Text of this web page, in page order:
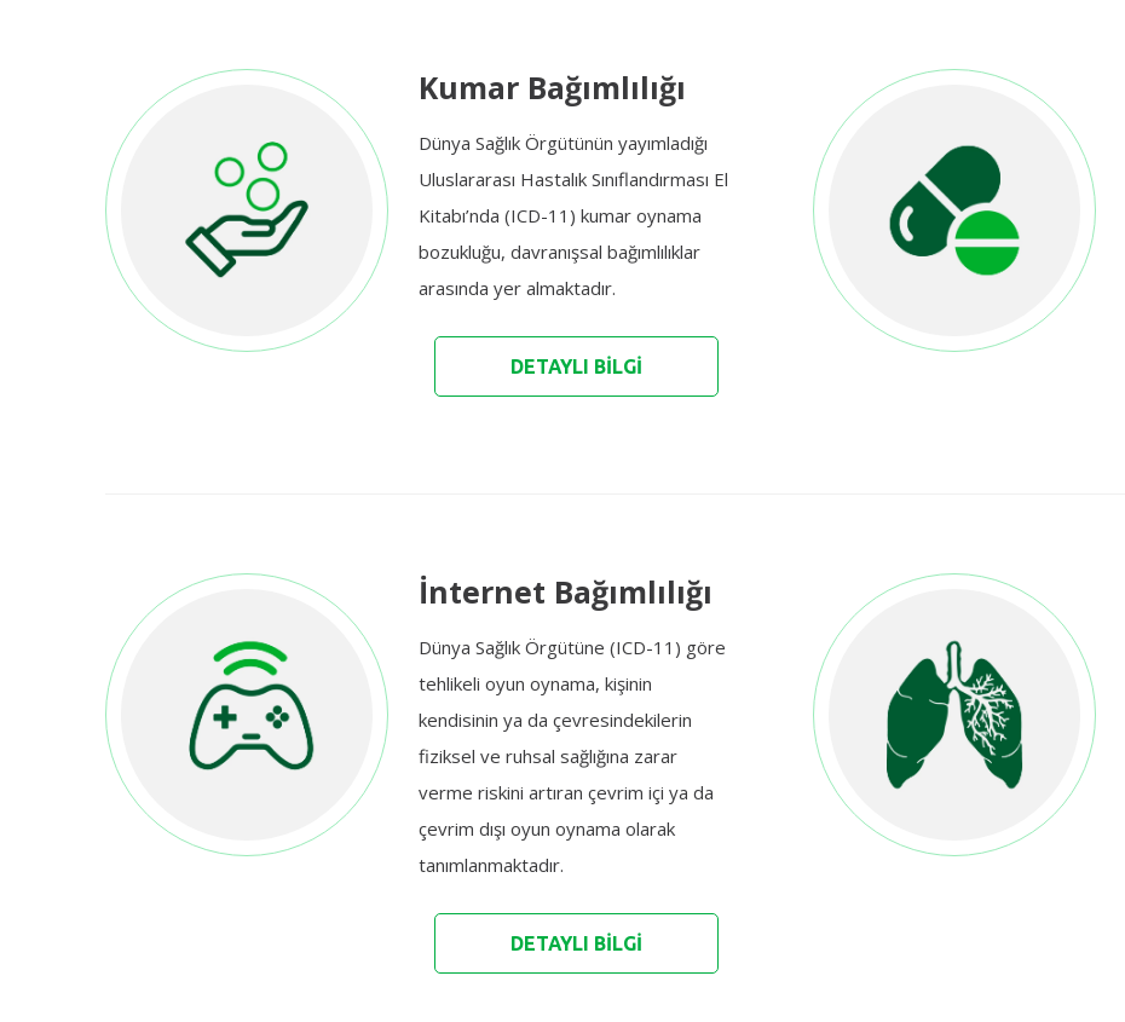
Kumar Bağımlılığı
Dünya Sağlık Örgütünün yayımladığı
Uluslararası Hastalık Sınıflandırması El
Kitabı’nda (ICD-11) kumar oynama
bozukluğu, davranışsal bağımlılıklar
arasında yer almaktadır.
DETAYLI BİLGİ
İnternet Bağımlılığı
Dünya Sağlık Örgütüne (ICD-11) göre
tehlikeli oyun oynama, kişinin
kendisinin ya da çevresindekilerin
fiziksel ve ruhsal sağlığına zarar
verme riskini artıran çevrim içi ya da
çevrim dışı oyun oynama olarak
tanımlanmaktadır.
DETAYLI BİLGİ